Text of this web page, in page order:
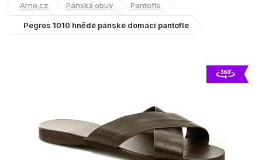
Arno.cz Pánská obuv Pantofle
Pegres 1010 hnědé pánské domácí pantofle